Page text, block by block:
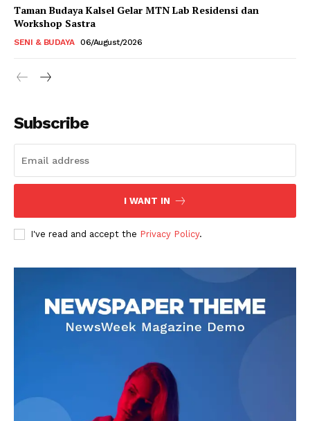
Taman Budaya Kalsel Gelar MTN Lab Residensi dan
Workshop Sastra
SENI & BUDAYA 06/August/2026
Subscribe
I WANT IN
I've read and accept the Privacy Policy.